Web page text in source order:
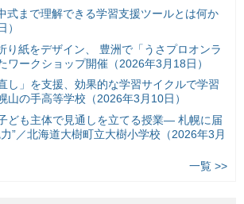
式まで理解できる学習支援ツールとは何か
）
り紙をデザイン、 豊洲で「うさプロオンラ
ワークショップ開催（2026年3月18日）
し」を支援、効果的な学習サイクルで学習
山の手高等学校（2026年3月10日）
ども主体で見通しを立てる授業— 札幌に届
”／北海道大樹町立大樹小学校（2026年3月
一覧 >>